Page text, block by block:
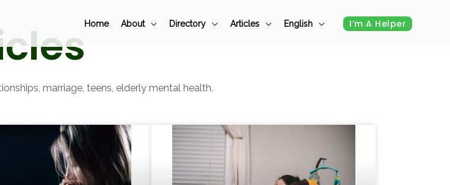
Home About Directory Articles English I’m A Helper
marriage, teens, elderly mental health.